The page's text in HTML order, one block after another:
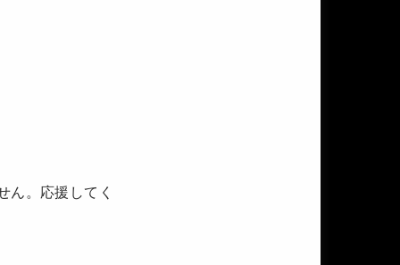
ん。応援してく